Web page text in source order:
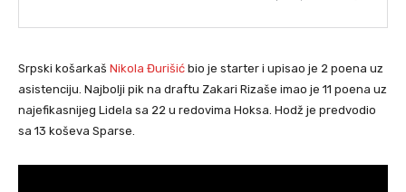
Srpski košarkaš Nikola Đurišić bio je starter i upisao je 2 poena uz
asistenciju. Najbolji pik na draftu Zakari Rizaše imao je 11 poena uz
najefikasnijeg Lidela sa 22 u redovima Hoksa. Hodž je predvodio
sa 13 koševa Sparse.